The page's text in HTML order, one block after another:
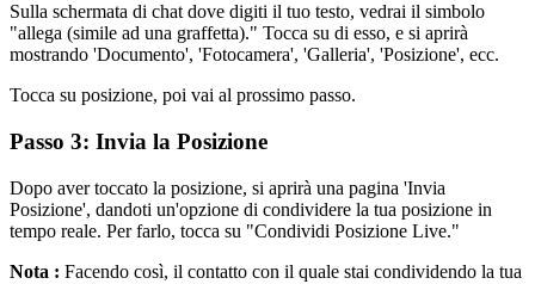
Sulla schermata di chat dove digiti il tuo testo, vedrai il simbolo
"allega (simile ad una graffetta)." Tocca su di esso, e si aprirà
mostrando 'Documento', 'Fotocamera', 'Galleria', 'Posizione', ecc.
Tocca su posizione, poi vai al prossimo passo.
Passo 3: Invia la Posizione
Dopo aver toccato la posizione, si aprirà una pagina 'Invia
Posizione', dandoti un'opzione di condividere la tua posizione in
tempo reale. Per farlo, tocca su "Condividi Posizione Live."
Nota : Facendo così, il contatto con il quale stai condividendo la tua